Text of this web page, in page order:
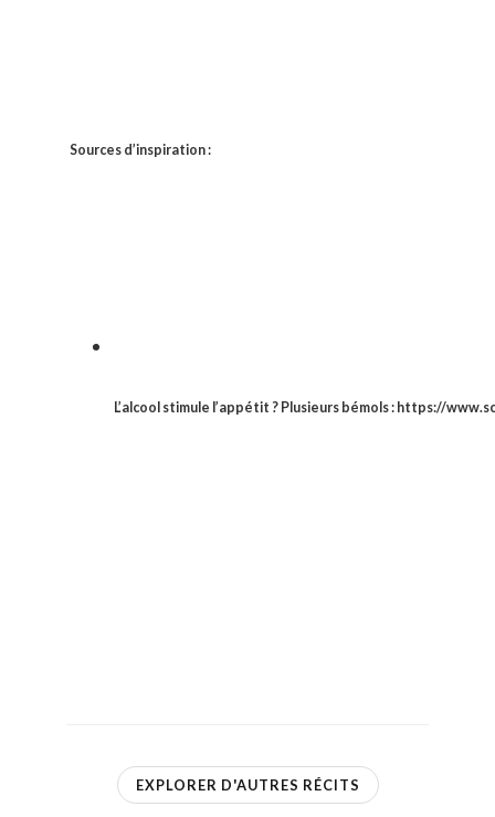
Sources d’inspiration :
L’alcool stimule l’appétit ? Plusieurs bémols : https://
EXPLORER D'AUTRES RÉCITS